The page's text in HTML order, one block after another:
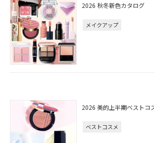
2026 秋冬新色カタログ
メイクアップ
2026 美的上半期ベストコ
ベストコスメ